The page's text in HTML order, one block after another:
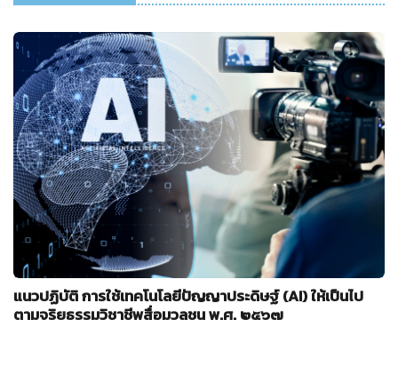
แนวปฏิบัติ การใช้เทคโนโลยีปัญญาประดิษฐ์ (AI) ให้เป็นไป
ตามจริยธรรมวิชาชีพสื่อมวลชน พ.ศ. ๒๕๖๗